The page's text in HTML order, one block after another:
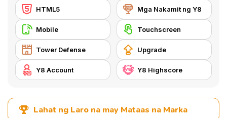
HTML5 Mga Nakamit ng Y8
Mobile Touchscreen
Tower Defense Upgrade
Y8 Account Y8 Highscore
Lahat ng Laro na may Mataas na Marka